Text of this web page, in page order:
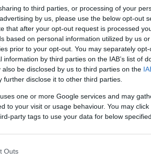
to third parties, or processing of your
by us, please use the below opt-out
that after your opt-out request is processed
based on personal information utilized by us
prior to your opt-out. You may separately
by third parties on the IAB’s list of
be disclosed by us to third parties on the
further disclose it to other third parties.
one or more Google services and may
to your visit or usage behaviour. You may
party tags to use your data for below
Outs
Siddùra con lo studio
come l’analisi del
del
Ruggero,
-. Siddùra si è dotata di un
studiare il microclima,
che incidono sulla qualità
dei trattamenti fitosanitari:
delle nevrosi in
all’agronomo il
di tecnologia al servizio
abbiamo adottato una
stato idrico del suolo e